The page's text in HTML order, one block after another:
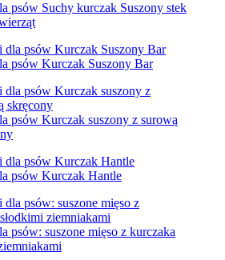
psów Suchy kurczak Suszony stek
psów Kurczak Suszony Bar
psów Kurczak suszony z surową
psów Kurczak Hantle
psów: suszone mięso z kurczaka